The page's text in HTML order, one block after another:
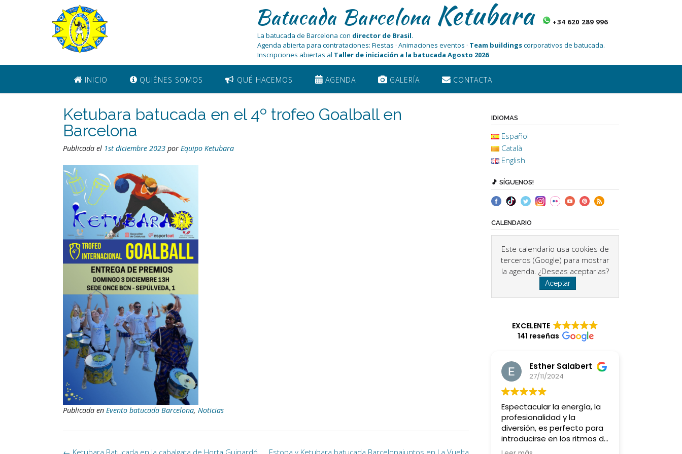
Batucada Barcelona Ketubara
+34 620 289 996
La batucada de Barcelona con director de Brasil.
Agenda abierta para contrataciones: Fiestas · Animaciones eventos · Team buildingscorporativos de batucada.
Inscripciones abiertas al Taller de iniciación a la batucada Agosto 2026
INICIO QUIÉNES SOMOS QUÉ HACEMOS AGENDA GALERÍA CONTACTA
Ketubara batucada en el 4º trofeo Goalball en
Barcelona
Publicada el 1st diciembre 2023 por Equipo Ketubara
Publicada en Evento batucada Barcelona, Noticias
Navegación
IDIOMAS
Español
Català
English
🎵 SÍGUENOS!
CALENDARIO
Este calendario usa cookies de
terceros (Google) para mostrar
la agenda. ¿Deseas aceptarlas?
Aceptar
EXCELENTE
141 reseñas
Esther Salabert
27/11/2024
Espectacular la energía, la
profesionalidad y la
diversión, es perfecto para
introducirse en los ritmos de
batucada y querer más y